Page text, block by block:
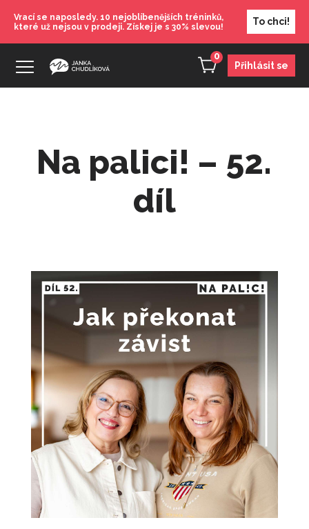
Vrací se naposledy. 10 nejoblíbenějších tréninků,
které už nejsou v prodeji. Získej je s 30% slevou!
To chci!
0
Přihlásit se
Na palici! – 52.
díl